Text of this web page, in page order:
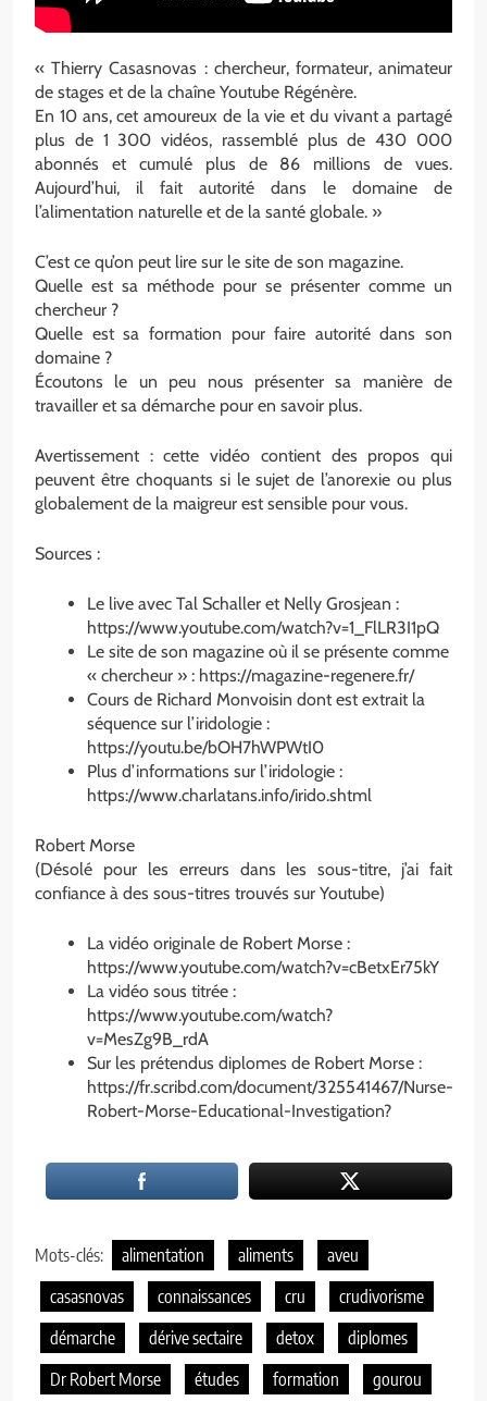
« Thierry Casasnovas : chercheur, formateur, animateur
de stages et de la chaîne Youtube Régénère.
En 10 ans, cet amoureux de la vie et du vivant a partagé
plus de 1 300 vidéos, rassemblé plus de 430 000
abonnés et cumulé plus de 86 millions de vues.
Aujourd’hui, il fait autorité dans le domaine de
l’alimentation naturelle et de la santé globale. »
C’est ce qu’on peut lire sur le site de son magazine.
Quelle est sa méthode pour se présenter comme un
chercheur ?
Quelle est sa formation pour faire autorité dans son
domaine ?
Écoutons le un peu nous présenter sa manière de
travailler et sa démarche pour en savoir plus.
Avertissement : cette vidéo contient des propos qui
peuvent être choquants si le sujet de l’anorexie ou plus
globalement de la maigreur est sensible pour vous.
Sources :
Le live avec Tal Schaller et Nelly Grosjean :
https://www.youtube.com/watch?v=1_FlLR3I1pQ
Le site de son magazine où il se présente comme
« chercheur » : https://magazine-regenere.fr/
Cours de Richard Monvoisin dont est extrait la
séquence sur l’iridologie :
https://youtu.be/bOH7hWPWtI0
Plus d’informations sur l’iridologie :
https://www.charlatans.info/irido.shtml
Robert Morse
(Désolé pour les erreurs dans les sous-titre, j’ai fait
confiance à des sous-titres trouvés sur Youtube)
La vidéo originale de Robert Morse :
https://www.youtube.com/watch?v=cBetxEr75kY
La vidéo sous titrée :
https://www.youtube.com/watch?
v=MesZg9B_rdA
Sur les prétendus diplomes de Robert Morse :
https://fr.scribd.com/document/325541467/Nurse-
Robert-Morse-Educational-Investigation?
Mots-clés: alimentation aliments
aveu
casasnovas
connaissances cru
crudivorisme
démarche
dérive sectaire detox
diplomes
Dr Robert Morse
études formation gourou